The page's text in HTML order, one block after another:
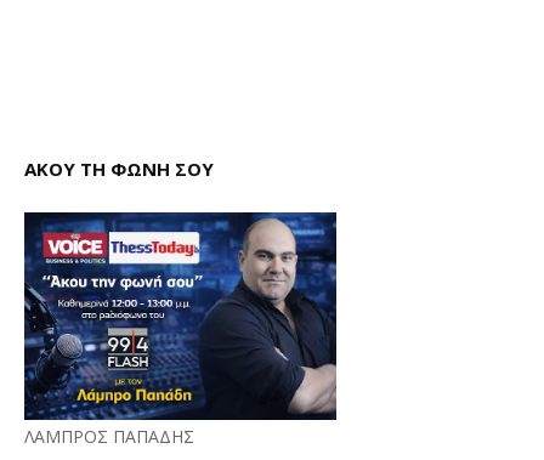
ΑΚΟΥ ΤΗ ΦΩΝΗ ΣΟΥ
ΛΑΜΠΡΟΣ ΠΑΠΑΔΗΣ